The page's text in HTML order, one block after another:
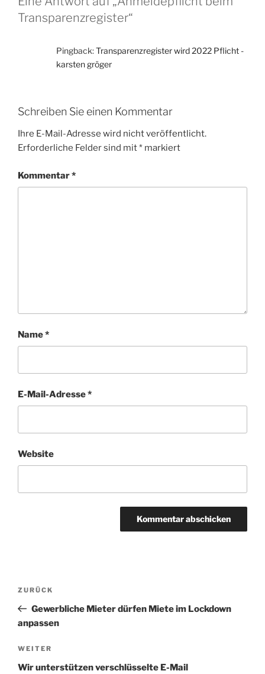
Transparenzregister“
Pingback:Transparenzregister wird 2022 Pflicht -
karsten gröger
Schreiben Sie einen Kommentar
Ihre E-Mail-Adresse wird nicht veröffentlicht.
Erforderliche Felder sind mit* markiert
Kommentar*
Name*
E-Mail-Adresse*
Website
Beitragsnavigation
Vorheriger
Beitrag
ZURÜCK
Gewerbliche Mieter dürfen Miete im Lockdown
anpassen
Nächster
Beitrag
WEITER
Wir unterstützen verschlüsselte E-Mail